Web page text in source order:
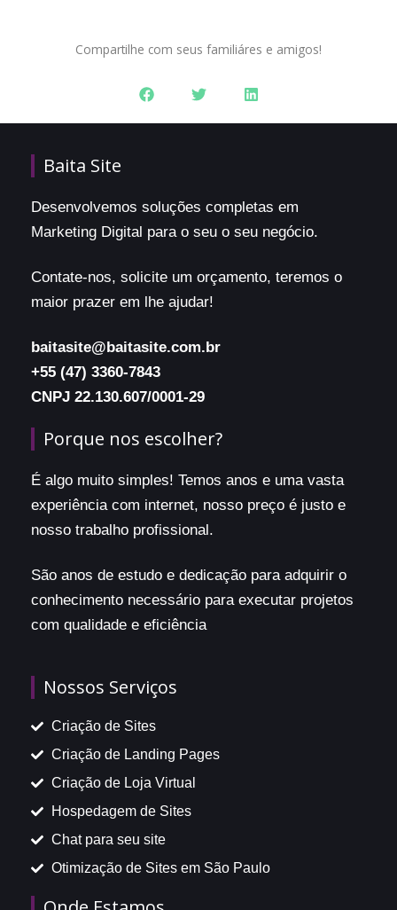
Compartilhe com seus familiáres e amigos!
Baita Site
Desenvolvemos soluções completas em
Marketing Digital para o seu o seu negócio.
Contate-nos, solicite um orçamento, teremos o
maior prazer em lhe ajudar!
baitasite@baitasite.com.br
+55 (47) 3360-7843
CNPJ 22.130.607/0001-29
Porque nos escolher?
É algo muito simples! Temos anos e uma vasta
experiência com internet, nosso preço é justo e
nosso trabalho profissional.
São anos de estudo e dedicação para adquirir o
conhecimento necessário para executar projetos
com qualidade e eficiência
Nossos Serviços
Criação de Sites
Criação de Landing Pages
Criação de Loja Virtual
Hospedagem de Sites
Chat para seu site
Otimização de Sites em São Paulo